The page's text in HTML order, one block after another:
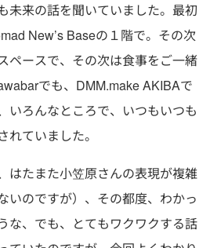
未来の話を聞いていました。最初
New’s Baseの１階で。その次
ペースで、その次は食事をご一緒
でも、DMM.make AKIBAで
いろんなところで、いつもいつも
ていました。
はたまた小笠原さんの表現が複雑
いのですが）、その都度、わかっ
な、でも、とてもワクワクする話